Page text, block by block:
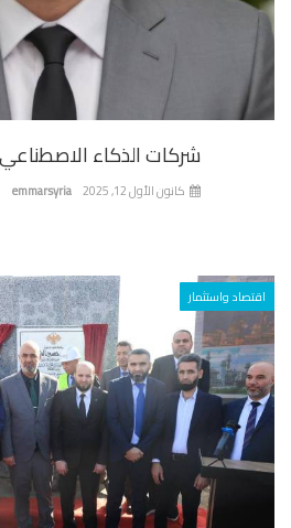
شركات الذكاء الاصطناعي :
emmarsyria كانون الأول 12, 2025
واستثمار